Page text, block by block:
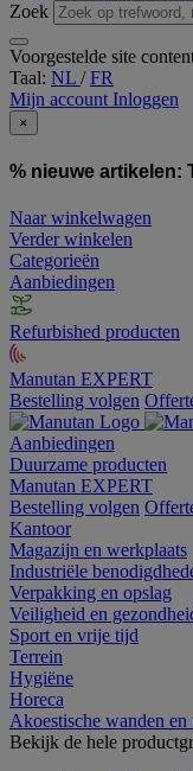
Zoek
Voorgestelde site
Taal: NL /FR
Mijn account Inloggen
×
% nieuwe artikelen:
Naar winkelwagen
Verder winkelen
Categorieën
Aanbiedingen
Refurbished producten
Manutan EXPERT
Bestelling volgen
Aanbiedingen
Duurzame producten
Manutan EXPERT
Bestelling volgen
Kantoor
Magazijn en werkplaats
Industriële
Verpakking en opslag
Veiligheid en
Sport en vrije tijd
Terrein
Hygiëne
Horeca
Akoestische wanden
Bekijk de hele